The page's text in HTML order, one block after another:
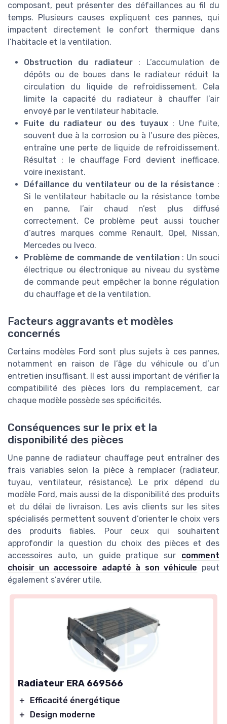
composant, peut présenter des défaillances au fil du
temps. Plusieurs causes expliquent ces pannes, qui
impactent directement le confort thermique dans
l’habitacle et la ventilation.
Obstruction du radiateur: L’accumulation de
dépôts ou de boues dans le radiateur réduit la
circulation du liquide de refroidissement. Cela
limite la capacité du radiateur à chauffer l’air
envoyé par le ventilateur habitacle.
Fuite du radiateur ou des tuyaux: Une fuite,
souvent due à la corrosion ou à l’usure des pièces,
entraîne une perte de liquide de refroidissement.
Résultat : le chauffage Ford devient inefficace,
voire inexistant.
Défaillance du ventilateur ou de la résistance :
Si le ventilateur habitacle ou la résistance tombe
en panne, l’air chaud n’est plus diffusé
correctement. Ce problème peut aussi toucher
d’autres marques comme Renault, Opel, Nissan,
Mercedes ou Iveco.
Problème de commande de ventilation : Un souci
électrique ou électronique au niveau du système
de commande peut empêcher la bonne régulation
du chauffage et de la ventilation.
Facteurs aggravants et modèles
concernés
Certains modèles Ford sont plus sujets à ces pannes,
notamment en raison de l’âge du véhicule ou d’un
entretien insuffisant. Il est aussi important de vérifier la
compatibilité des pièces lors du remplacement, car
chaque modèle possède ses spécificités.
Conséquences sur le prix et la
disponibilité des pièces
Une panne de radiateur chauffage peut entraîner des
frais variables selon la pièce à remplacer (radiateur,
tuyau, ventilateur, résistance). Le prix dépend du
modèle Ford, mais aussi de la disponibilité des produits
et du délai de livraison. Les avis clients sur les sites
spécialisés permettent souvent d’orienter le choix vers
des produits fiables. Pour ceux qui souhaitent
approfondir la question du choix des pièces et des
accessoires auto, un guide pratique sur comment
choisir un accessoire adapté à son véhicule peut
également s’avérer utile.
Radiateur ERA 669566
＋
Efficacité énergétique
＋
Design moderne